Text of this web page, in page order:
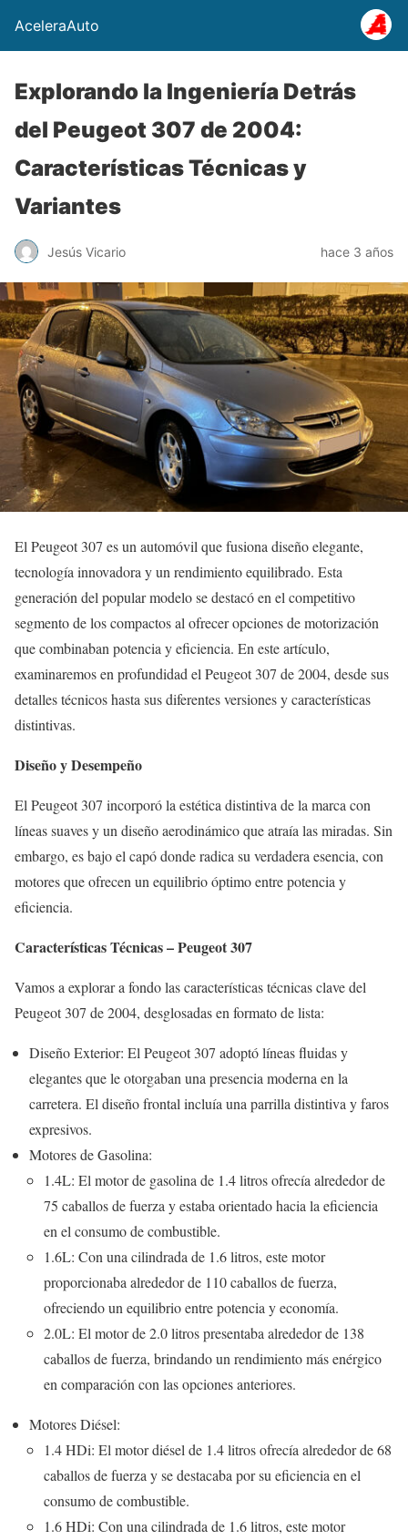
AceleraAuto
Explorando la Ingeniería Detrás
del Peugeot 307 de 2004:
Características Técnicas y
Variantes
Jesús Vicario hace 3 años
El Peugeot 307 es un automóvil que fusiona diseño elegante,
tecnología innovadora y un rendimiento equilibrado. Esta
generación del popular modelo se destacó en el competitivo
segmento de los compactos al ofrecer opciones de motorización
que combinaban potencia y eficiencia. En este artículo,
examinaremos en profundidad el Peugeot 307 de 2004, desde sus
detalles técnicos hasta sus diferentes versiones y características
distintivas.
Diseño y Desempeño
El Peugeot 307 incorporó la estética distintiva de la marca con
líneas suaves y un diseño aerodinámico que atraía las miradas. Sin
embargo, es bajo el capó donde radica su verdadera esencia, con
motores que ofrecen un equilibrio óptimo entre potencia y
eficiencia.
Características Técnicas – Peugeot 307
Vamos a explorar a fondo las características técnicas clave del
Peugeot 307 de 2004, desglosadas en formato de lista:
Diseño Exterior: El Peugeot 307 adoptó líneas fluidas y
elegantes que le otorgaban una presencia moderna en la
carretera. El diseño frontal incluía una parrilla distintiva y faros
expresivos.
Motores de Gasolina:
1.4L: El motor de gasolina de 1.4 litros ofrecía alrededor de
75 caballos de fuerza y estaba orientado hacia la eficiencia
en el consumo de combustible.
1.6L: Con una cilindrada de 1.6 litros, este motor
proporcionaba alrededor de 110 caballos de fuerza,
ofreciendo un equilibrio entre potencia y economía.
2.0L: El motor de 2.0 litros presentaba alrededor de 138
caballos de fuerza, brindando un rendimiento más enérgico
en comparación con las opciones anteriores.
Motores Diésel:
1.4 HDi: El motor diésel de 1.4 litros ofrecía alrededor de 68
caballos de fuerza y se destacaba por su eficiencia en el
consumo de combustible.
1.6 HDi: Con una cilindrada de 1.6 litros, este motor